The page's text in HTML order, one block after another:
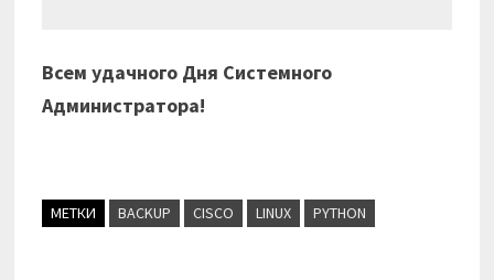
Всем удачного Дня Системного
Администратора!
МЕТКИ BACKUP CISCO LINUX PYTHON